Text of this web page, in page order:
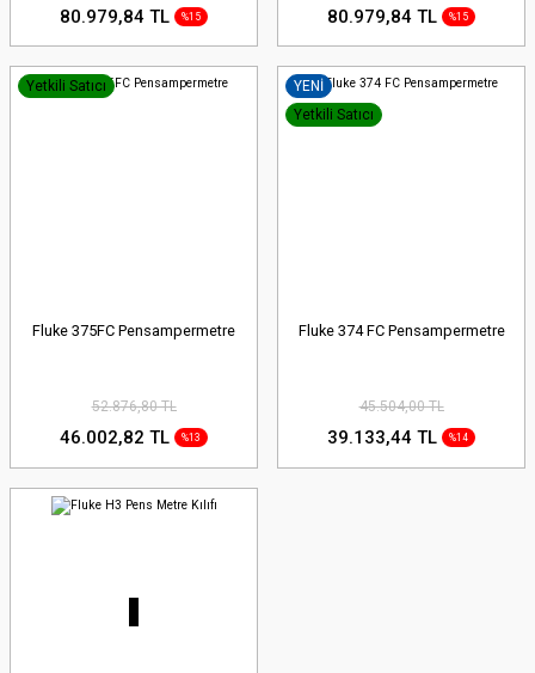
80.979,84 TL %15 80.979,84 TL %15
Yetkili Satıcı
Fluke 375FC Pensampermetre
52.876,80 TL
46.002,82 TL %13
YENİ
Yetkili Satıcı
Fluke 374 FC Pensampermetre
45.504,00 TL
39.133,44 TL %14